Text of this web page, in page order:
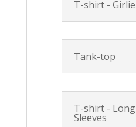
T-shirt - Girlie
Tank-top
T-shirt - Long
Sleeves